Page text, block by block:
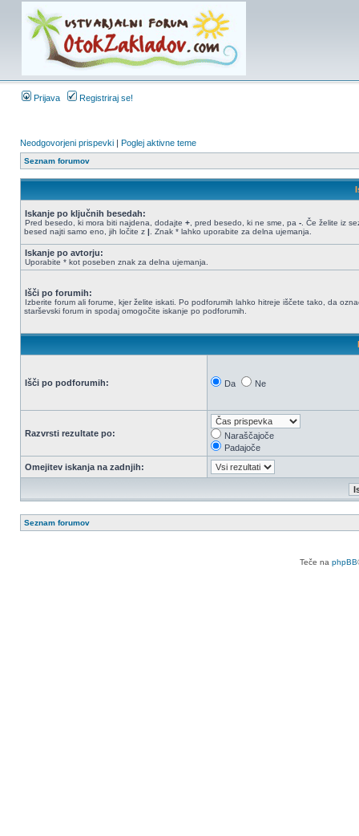
Prijava Registriraj se!
Neodgovorjeni prispevki | Poglej aktivne teme
Seznam forumov
Iskanje po ključnih besedah:
Pred besedo, ki mora biti najdena, dodajte + , pred besedo, ki ne sme, pa - . Če želite iz
besed najti samo eno, jih ločite z | . Znak * lahko uporabite za delna ujemanja.
Iskanje po avtorju:
Uporabite * kot poseben znak za delna ujemanja.
Išči po forumih:
Izberite forum ali forume, kjer želite iskati. Po podforumih lahko hitreje iščete tako, da
starševski forum in spodaj omogočite iskanje po podforumih.
Išči po podforumih: Da Ne
Razvrsti rezultate po:
Naraščajoče
Padajoče
Omejitev iskanja na zadnjih:
Seznam forumov
Teče na phpBB